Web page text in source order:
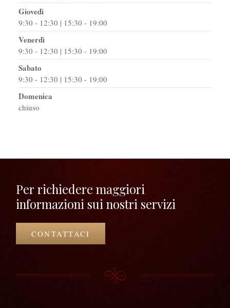
Giovedì
9:30 - 12:30 | 15:30 - 19:00
Venerdì
9:30 - 12:30 | 15:30 - 19:00
Sabato
9:30 - 12:30 | 15:30 - 19:00
Domenica
chiuso
Per richiedere maggiori
informazioni sui nostri servizi
CONTATTACI